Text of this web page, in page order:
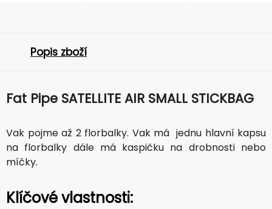
Popis zboží
Fat Pipe SATELLITE AIR SMALL STICKBAG
Vak pojme až 2 florbalky. Vak má jednu hlavní kapsu
na florbalky dále má kaspičku na drobnosti nebo
míčky.
Klíčové vlastnosti: